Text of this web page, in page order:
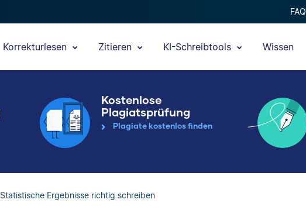
FAQ
Korrekturlesen Zitieren KI-Schreibtools Wissen
Kostenlose
Plagiatsprüfung
Plagiate kostenlos finden
Statistische Ergebnisse richtig schreiben